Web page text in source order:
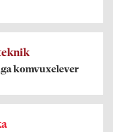
komvuxelever